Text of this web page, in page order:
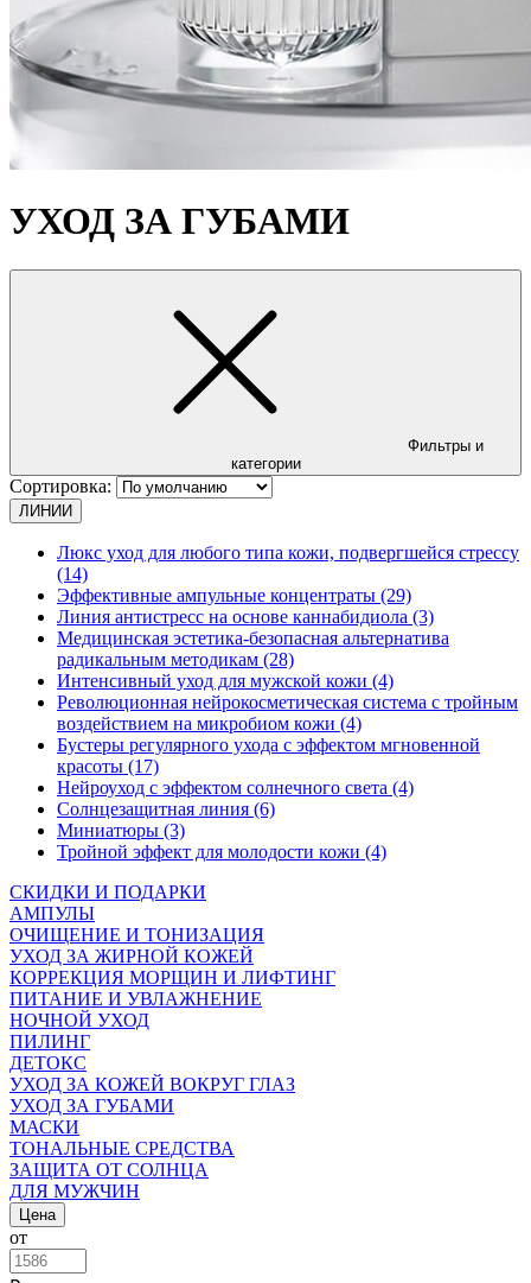
УХОД ЗА ГУБАМИ
Фильтры и
категории
Сортировка:
ЛИНИИ
Люкс уход для любого типа кожи, подвергшейся стрессу
(14)
Эффективные ампульные концентраты (29)
Линия антистресс на основе каннабидиола (3)
Медицинская эстетика-безопасная альтернатива
радикальным методикам (28)
Интенсивный уход для мужской кожи (4)
Революционная нейрокосметическая система с тройным
воздействием на микробиом кожи (4)
Бустеры регулярного ухода с эффектом мгновенной
красоты (17)
Нейроуход с эффектом солнечного света (4)
Солнцезащитная линия (6)
Миниатюры (3)
Тройной эффект для молодости кожи (4)
СКИДКИ И ПОДАРКИ
АМПУЛЫ
ОЧИЩЕНИЕ И ТОНИЗАЦИЯ
УХОД ЗА ЖИРНОЙ КОЖЕЙ
КОРРЕКЦИЯ МОРЩИН И ЛИФТИНГ
ПИТАНИЕ И УВЛАЖНЕНИЕ
НОЧНОЙ УХОД
ПИЛИНГ
ДЕТОКС
УХОД ЗА КОЖЕЙ ВОКРУГ ГЛАЗ
УХОД ЗА ГУБАМИ
МАСКИ
ТОНАЛЬНЫЕ СРЕДСТВА
ЗАЩИТА ОТ СОЛНЦА
ДЛЯ МУЖЧИН
Цена
от